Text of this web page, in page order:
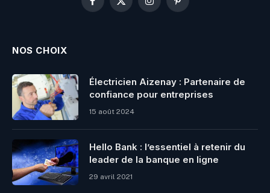
Facebook
X
InstagramPinterest
NOS CHOIX
Électricien Aizenay : Partenaire de
confiance pour entreprises
15 août 2024
Hello Bank : l’essentiel à retenir du
leader de la banque en ligne
29 avril 2021